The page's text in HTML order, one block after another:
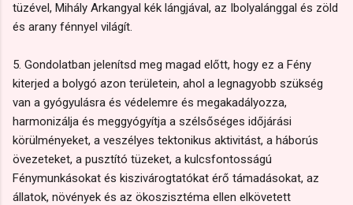
tüzével, Mihály Arkangyal kék lángjával, az Ibolyalánggal és zöld
és arany fénnyel világít.
5. Gondolatban jelenítsd meg magad előtt, hogy ez a Fény
kiterjed a bolygó azon területein, ahol a legnagyobb szükség
van a gyógyulásra és védelemre és megakadályozza,
harmonizálja és meggyógyítja a szélsőséges időjárási
körülményeket, a veszélyes tektonikus aktivitást, a háborús
övezeteket, a pusztító tüzeket, a kulcsfontosságú
Fénymunkásokat és kiszivárogtatókat érő támadásokat, az
állatok, növények és az ökoszisztéma ellen elkövetett